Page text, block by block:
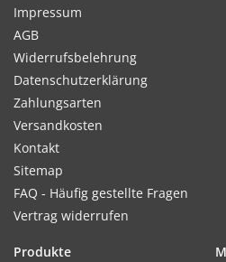
Impressum
AGB
Widerrufsbelehrung
Datenschutzerklärung
Zahlungsarten
Versandkosten
Kontakt
Sitemap
FAQ - Häufig gestellte Fragen
Vertrag widerrufen
Produkte